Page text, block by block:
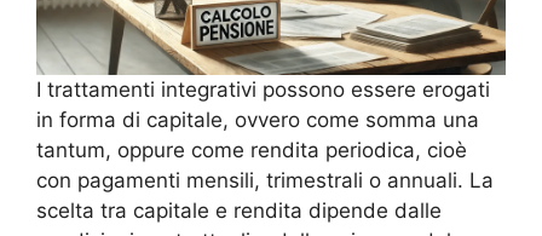
I trattamenti integrativi possono essere erogati
in forma di capitale, ovvero come somma una
tantum, oppure come rendita periodica, cioè
con pagamenti mensili, trimestrali o annuali. La
scelta tra capitale e rendita dipende dalle